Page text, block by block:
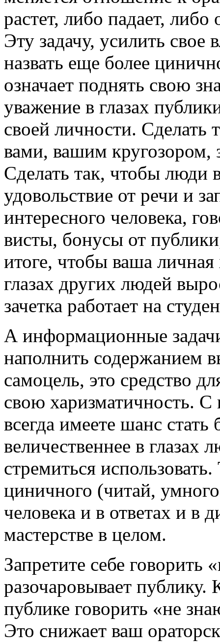
растет, либо падает,
Эту задачу, усилить
назвать еще более
означает поднять свою
уважение в глазах
своей личности. Сделать
вами, вашим кругозором,
Сделать так, чтобы люди
удовольствие от речи и
интересного человека,
висты, бонусы от
итоге, чтобы ваша
глазах других людей
зачетка работает на
А информационные
наполнить содержанием
самоцель, это средство
свою харизматичность.
всегда имеете шанс
величественнее в глазах
стремиться
циничного (читай,
человека и в ответах и в
мастерстве в целом.
Запретите себе говорить
разочаровывает публику.
публике говорить «не
Это снижает ваш